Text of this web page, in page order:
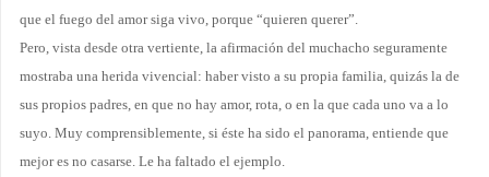
que el fuego del amor siga vivo, porque “quieren querer”.
Pero, vista desde otra vertiente, la afirmación del muchacho seguramente
mostraba una herida vivencial: haber visto a su propia familia, quizás la de
sus propios padres, en que no hay amor, rota, o en la que cada uno va a lo
suyo. Muy comprensiblemente, si éste ha sido el panorama, entiende que
mejor es no casarse. Le ha faltado el ejemplo.